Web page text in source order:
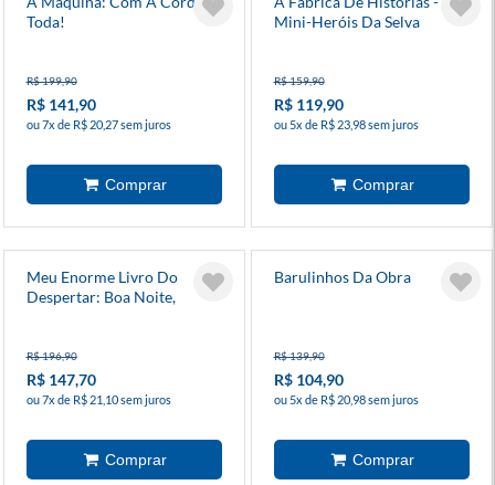
Toda!
R$ 199,90
R$ 141,90
ou 7x de R$ 20,27 sem juros
Mini-Heróis Da Selva
R$ 159,90
R$ 119,90
ou 5x de R$ 23,98 sem juros
Meu Enorme Livro Do
Despertar: Boa Noite,
R$ 196,90
R$ 147,70
ou 7x de R$ 21,10 sem juros
Barulinhos Da Obra
R$ 139,90
R$ 104,90
ou 5x de R$ 20,98 sem juros